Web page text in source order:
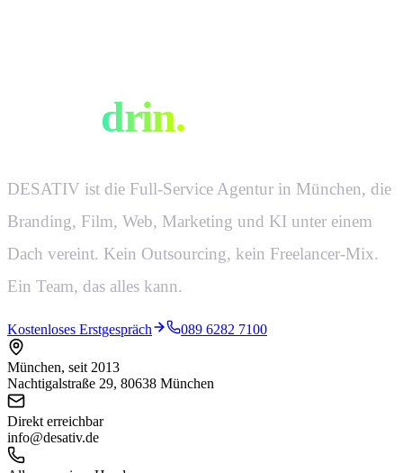
drin.
DESATIV ist die Full-Service Agentur in München, die
Branding, Film, Web, Marketing und KI unter einem
Dach vereint. Kein Outsourcing, kein Freelancer-Mix.
Ein Team, das alles kann.
Kostenloses Erstgespräch 089 6282 7100
München, seit 2013
Nachtigalstraße 29, 80638 München
Direkt erreichbar
info@desativ.de